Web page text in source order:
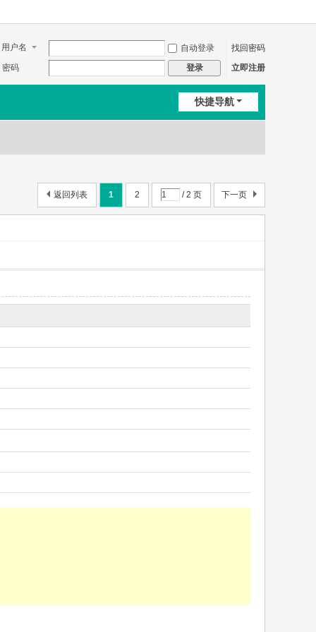
用户名 自动登录
找回密码
密码
登录 立即注册
快捷导航
1 2 / 2 页 下一页
返回列表